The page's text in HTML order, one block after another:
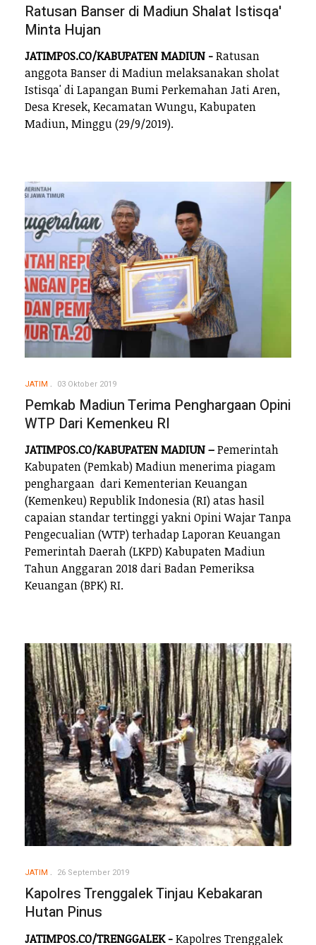
Ratusan Banser di Madiun Shalat Istisqa'
Minta Hujan
JATIMPOS.CO/KABUPATEN MADIUN -Ratusan
anggota Banser di Madiun melaksanakan sholat
Istisqa' di Lapangan Bumi Perkemahan Jati Aren,
Desa Kresek, Kecamatan Wungu, Kabupaten
Madiun, Minggu (29/9/2019).
JATIM 03 Oktober 2019
Pemkab Madiun Terima Penghargaan Opini
WTP Dari Kemenkeu RI
JATIMPOS.CO/KABUPATEN MADIUN –Pemerintah
Kabupaten (Pemkab) Madiun menerima piagam
penghargaan dari Kementerian Keuangan
(Kemenkeu) Republik Indonesia (RI) atas hasil
capaian standar tertinggi yakni Opini Wajar Tanpa
Pengecualian (WTP) terhadap Laporan Keuangan
Pemerintah Daerah (LKPD) Kabupaten Madiun
Tahun Anggaran 2018 dari Badan Pemeriksa
Keuangan (BPK) RI.
JATIM 26 September 2019
Kapolres Trenggalek Tinjau Kebakaran
Hutan Pinus
JATIMPOS.CO/TRENGGALEK -Kapolres Trenggalek